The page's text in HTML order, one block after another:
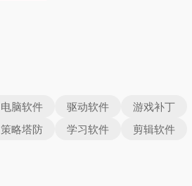
电脑软件 驱动软件
游戏补丁
策略塔防 学习软件
剪辑软件